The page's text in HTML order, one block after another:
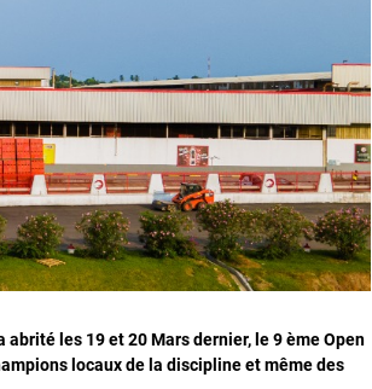
les 19 et 20 Mars dernier, le 9 ème Open
locaux de la discipline et même des